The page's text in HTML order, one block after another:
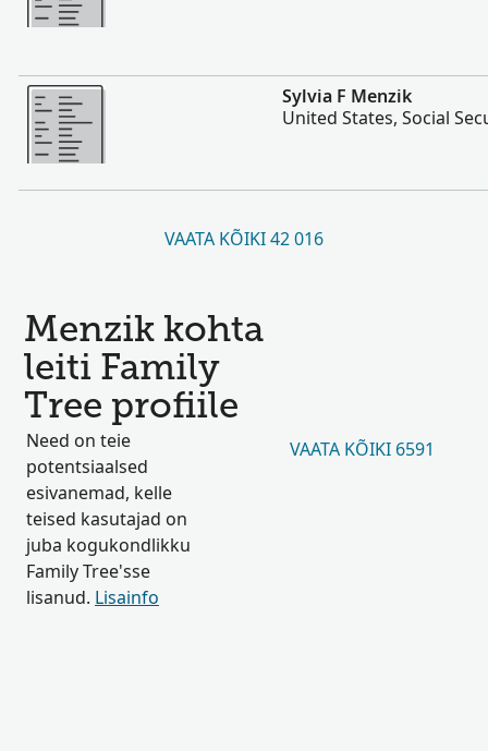
Rohkem
Sylvia F Menzik
United States, Social
VAATA KÕIKI 42 016
Menzik kohta
leiti Family
Tree profiile
Need on teie
potentsiaalsed
esivanemad, kelle
teised kasutajad on
juba kogukondlikku
Family Tree'sse
lisanud. Lisainfo
VAATA KÕIKI 6591